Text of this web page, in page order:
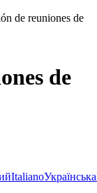
de reuniones de
de
ItalianoУкраїнська